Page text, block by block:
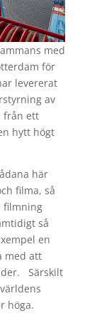
med
för
levererat
av
från ett
hytt högt
här
filma, så
filmning
så
en
med att
Särskilt
höga.